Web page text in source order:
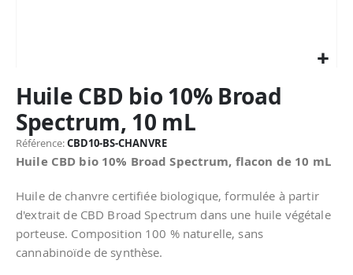
au
début
de
la
Galerie
Huile CBD bio 10% Broad
Spectrum, 10 mL
Référence CBD10-BS-CHANVRE
Huile CBD bio 10% Broad Spectrum, flacon de 10 mL
Huile de chanvre certifiée biologique, formulée à partir
d'extrait de CBD Broad Spectrum dans une huile végétale
porteuse. Composition 100 % naturelle, sans
cannabinoïde de synthèse.